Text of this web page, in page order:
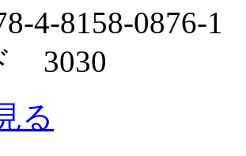
4-8158-0876-1
3030
る